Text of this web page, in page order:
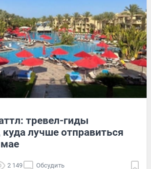
тревел-гиды
куда лучше отправиться
2 149 Обсудить